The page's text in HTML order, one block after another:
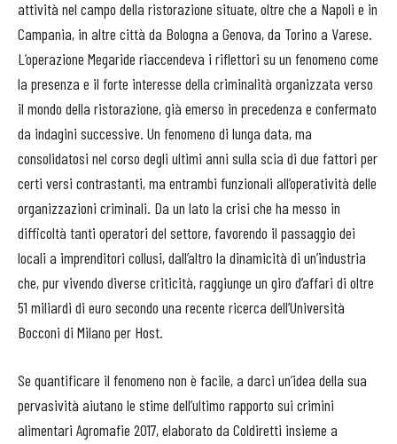
attività nel campo della ristorazione situate, oltre che a Napoli e in
Campania, in altre città da Bologna a Genova, da Torino a Varese.
L’operazione Megaride riaccendeva i riflettori su un fenomeno come
la presenza e il forte interesse della criminalità organizzata verso
il mondo della ristorazione, già emerso in precedenza e confermato
da indagini successive. Un fenomeno di lunga data, ma
consolidatosi nel corso degli ultimi anni sulla scia di due fattori per
certi versi contrastanti, ma entrambi funzionali all’operatività delle
organizzazioni criminali. Da un lato la crisi che ha messo in
difficoltà tanti operatori del settore, favorendo il passaggio dei
locali a imprenditori collusi, dall’altro la dinamicità di un’industria
che, pur vivendo diverse criticità, raggiunge un giro d’affari di oltre
51 miliardi di euro secondo una recente ricerca dell’Università
Bocconi di Milano per Host.
Se quantificare il fenomeno non è facile, a darci un’idea della sua
pervasività aiutano le stime dell’ultimo rapporto sui crimini
alimentari Agromafie 2017, elaborato da Coldiretti insieme a